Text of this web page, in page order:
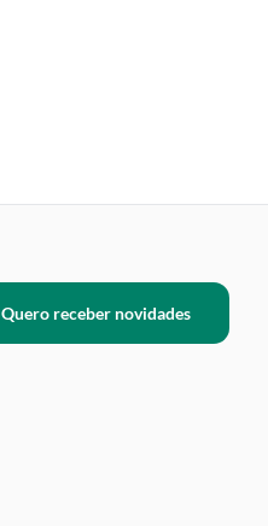
Quero receber novidades